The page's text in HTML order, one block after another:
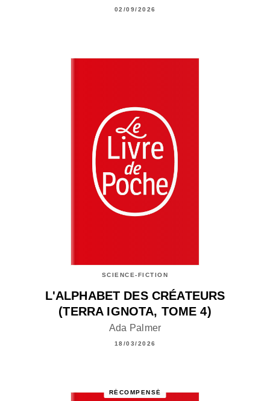
02/09/2026
SCIENCE-FICTION
L'ALPHABET DES CRÉATEURS
(TERRA IGNOTA, TOME 4)
Ada Palmer
18/03/2026
RÉCOMPENSÉ